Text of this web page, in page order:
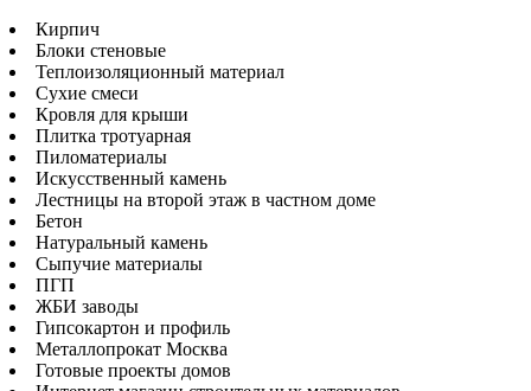
Кирпич
Блоки стеновые
Теплоизоляционный материал
Сухие смеси
Кровля для крыши
Плитка тротуарная
Пиломатериалы
Искусственный камень
Лестницы на второй этаж в частном доме
Бетон
Натуральный камень
Сыпучие материалы
ПГП
ЖБИ заводы
Гипсокартон и профиль
Металлопрокат Москва
Готовые проекты домов